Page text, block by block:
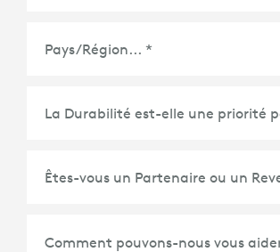
Pays/Région*
Comment pouvons-nous vous